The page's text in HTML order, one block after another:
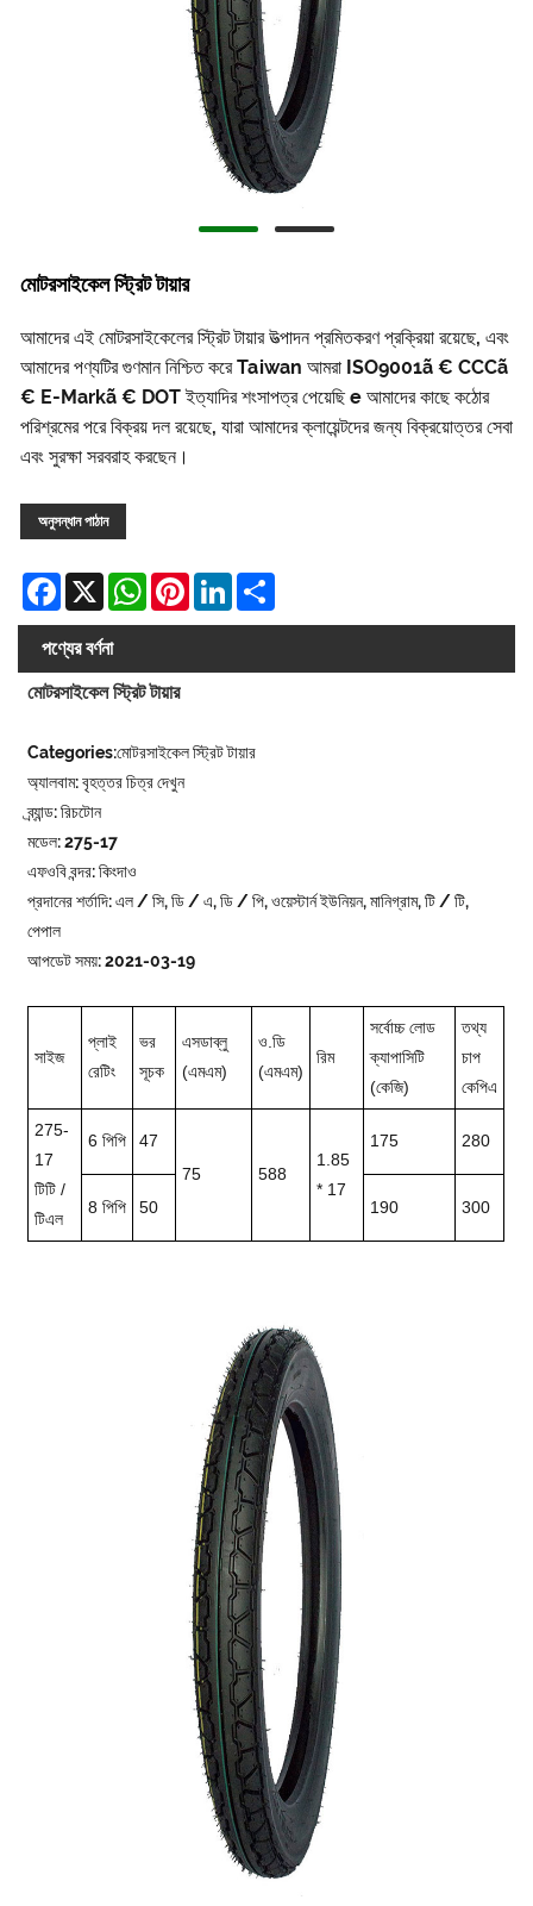
মোটরসাইকেল স্ট্রিট টায়ার
আমাদের এই মোটরসাইকেলের স্ট্রিট টায়ার উত্পাদন প্রমিতকরণ প্রক্রিয়া রয়েছে, এবং
আমাদের পণ্যটির গুণমান নিশ্চিত করে Taiwan আমরা ISO9001ã € CCCã
€ E-Markã € DOT ইত্যাদির শংসাপত্র পেয়েছি e আমাদের কাছে কঠোর
পরিশ্রমের পরে বিক্রয় দল রয়েছে, যারা আমাদের ক্লায়েন্টদের জন্য বিক্রয়োত্তর সেবা
এবং সুরক্ষা সরবরাহ করছেন।
অনুসন্ধান পাঠান
Facebook
X WhatsApp
Pinterest
LinkedIn
পণ্যের বর্ণনা
মোটরসাইকেল স্ট্রিট টায়ার
Categories:মোটরসাইকেল স্ট্রিট টায়ার
অ্যালবাম: বৃহত্তর চিত্র দেখুন
ব্র্যান্ড: রিচটোন
মডেল: 275-17
এফওবি বন্দর: কিংদাও
প্রদানের শর্তাদি: এল / সি, ডি / এ, ডি / পি, ওয়েস্টার্ন ইউনিয়ন, মানিগ্রাম, টি / টি,
পেপাল
আপডেট সময়: 2021-03-19
সাইজ
প্লাই
রেটিং
ভর
সূচক
এসডাব্লু
(এমএম)
ও.ডি
(এমএম)
রিম
সর্বোচ্চ লোড
ক্যাপাসিটি
(কেজি)
তথ্য
চাপ
কেপিএ
275-
17
টিটি /
টিএল
6 পিপি
47
75
588
1.85
* 17
175 280
8 পিপি 50 190 300